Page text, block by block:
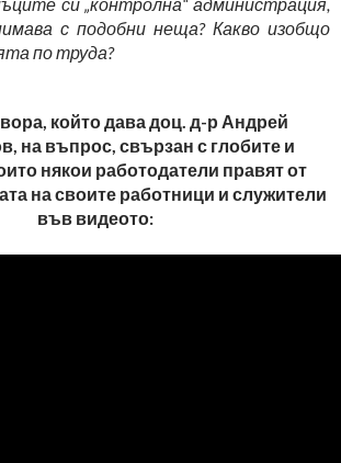
с подобни неща? Какво изобщо
по труда?
който дава доц. д-р Андрей
на въпрос, свързан с глобите и
някои работодатели правят от
на своите работници и служители
във видеото: